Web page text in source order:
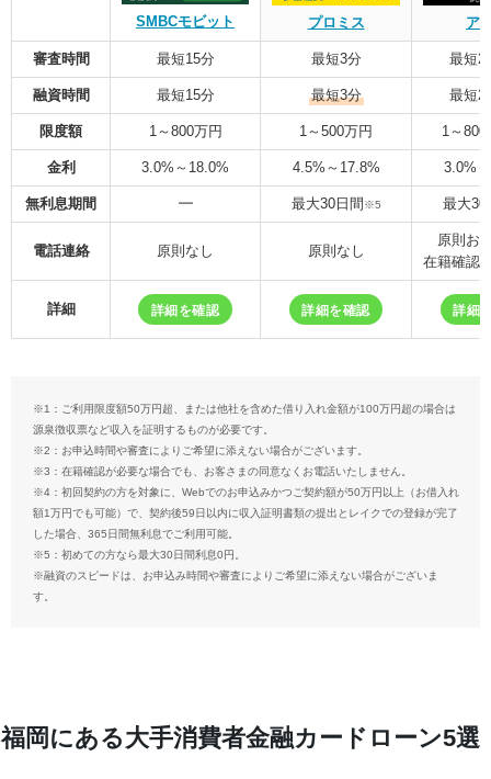
SMBCモビット プロミス ア
審査時間 最短15分 最短3分 最短
融資時間 最短15分 最短3分 最短
限度額 1～800万円 1～500万円 1～800
金利 3.0%～18.0% 4.5%～17.8% 3.0%
無利息期間 ━ 最大30日間 ※5 最大30
電話連絡 原則なし 原則なし
原則お
在籍確認
詳細 詳細を確認 詳細を確認 詳細
※1：ご利用限度額50万円超、または他社を含めた借り入れ金額が100万円超の場合は
源泉徴収票など収入を証明するものが必要です。
※2：お申込時間や審査によりご希望に添えない場合がございます。
※3：在籍確認が必要な場合でも、お客さまの同意なくお電話いたしません。
※4：初回契約の方を対象に、Webでのお申込みかつご契約額が50万円以上（お借入れ
額1万円でも可能）で、契約後59日以内に収入証明書類の提出とレイクでの登録が完了
した場合、365日間無利息でご利用可能。
※5：初めての方なら最大30日間利息0円。
※融資のスピードは、お申込み時間や審査によりご希望に添えない場合がございま
す。
福岡にある大手消費者金融カードローン5選